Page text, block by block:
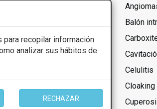
recopilar información
analizar sus hábitos de
RECHAZAR
Balón
Celulitis